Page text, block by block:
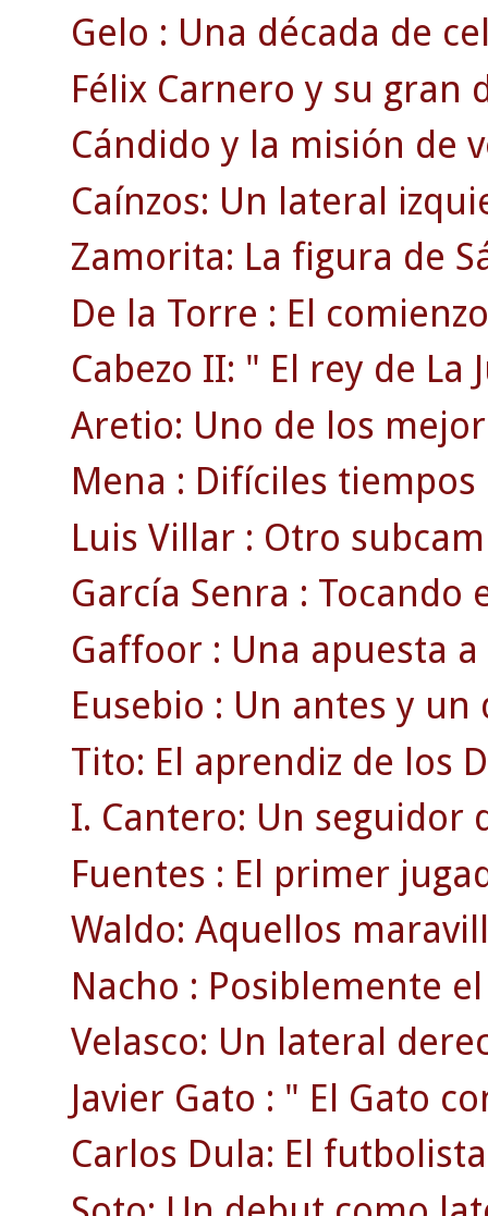
Gelo : Una década de
Félix Carnero y su gran
Cándido y la misión de
Caínzos: Un lateral
Zamorita: La figura de
De la Torre : El
Cabezo II: " El rey de La
Aretio: Uno de los
Mena : Difíciles
Luis Villar : Otro
García Senra : Tocando
Gaffoor : Una apuesta
Eusebio : Un antes y un
Tito: El aprendiz de los
I. Cantero: Un seguidor
Fuentes : El primer
Waldo: Aquellos
Nacho : Posiblemente
Velasco: Un lateral
Javier Gato : " El Gato
Carlos Dula: El